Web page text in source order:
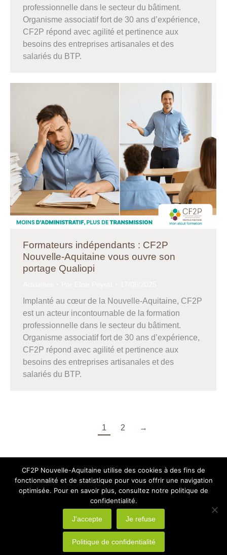
professionnelle dans le secteur du bâtiment.
Organisme associatif fort de 30 ans d’expérience,
CF2P répond avec agilité et pertinence aux
besoins des entreprises artisanales et des
salariés du BTP.
Formateurs indépendants : CF2P
Nouvelle-Aquitaine vous ouvre son
portage Qualiopi
Implanté au cœur de la Nouvelle-Aquitaine, CF2P
est un acteur incontournable de la formation
professionnelle dans le secteur du bâtiment.
Organisme associatif fort de 30 ans d’expérience,
CF2P répond avec agilité et pertinence aux
besoins des entreprises artisanales et des
salariés du BTP.
1 2 →
Agence Design ILÔ Créatif/ Tous droits réservés -
CF2P Nouvelle Aquitaine
Liens
CF2P Nouvelle-Aquitaine utilise des cookies à des fins de
fonctionnalité et de statistique pour vous offrir une navigation
optimisée. Pour en savoir plus, consultez notre politique de
confidentialité.
J'accepte Je refuse
Politique de confidentialité